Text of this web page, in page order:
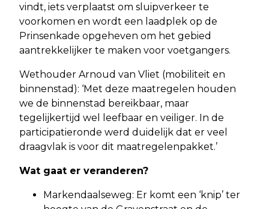
vindt, iets verplaatst om sluipverkeer te
voorkomen en wordt een laadplek op de
Prinsenkade opgeheven om het gebied
aantrekkelijker te maken voor voetgangers.
Wethouder Arnoud van Vliet (mobiliteit en
binnenstad): ‘Met deze maatregelen houden
we de binnenstad bereikbaar, maar
tegelijkertijd wel leefbaar en veiliger. In de
participatieronde werd duidelijk dat er veel
draagvlak is voor dit maatregelenpakket.’
Wat gaat er veranderen?
Markendaalseweg: Er komt een ‘knip’ ter